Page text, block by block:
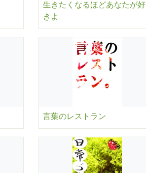
生きたくなるほどあなたが好
きよ
言葉のレストラン